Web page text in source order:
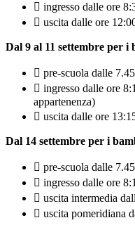
 ingresso dalle ore
 uscita dalle ore
Dal 9 al 11 settembre per
 pre-scuola dalle
 ingresso dalle ore
appartenenza)
 uscita dalle ore
Dal 14 settembre per i
 pre-scuola dalle
 ingresso dalle ore
 uscita intermedia
 uscita pomeridiana